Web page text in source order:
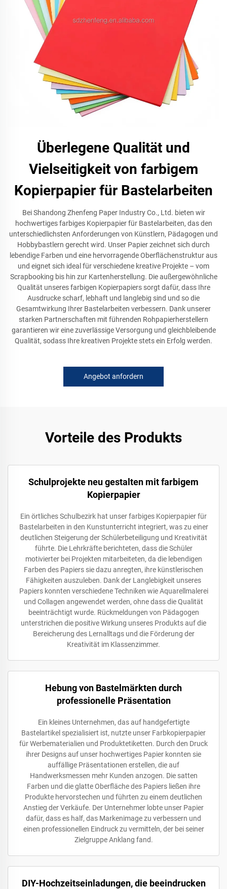
Überlegene Qualität und
Vielseitigkeit von farbigem
Kopierpapier für Bastelarbeiten
Bei Shandong Zhenfeng Paper Industry Co., Ltd. bieten wir
hochwertiges farbiges Kopierpapier für Bastelarbeiten, das den
unterschiedlichsten Anforderungen von Künstlern, Pädagogen und
Hobbybastlern gerecht wird. Unser Papier zeichnet sich durch
lebendige Farben und eine hervorragende Oberflächenstruktur aus
und eignet sich ideal für verschiedene kreative Projekte – vom
Scrapbooking bis hin zur Kartenherstellung. Die außergewöhnliche
Qualität unseres farbigen Kopierpapiers sorgt dafür, dass Ihre
Ausdrucke scharf, lebhaft und langlebig sind und so die
Gesamtwirkung Ihrer Bastelarbeiten verbessern. Dank unserer
starken Partnerschaften mit führenden Rohpapierherstellern
garantieren wir eine zuverlässige Versorgung und gleichbleibende
Qualität, sodass Ihre kreativen Projekte stets ein Erfolg werden.
Angebot anfordern
Vorteile des Produkts
Schulprojekte neu gestalten mit farbigem
Kopierpapier
Ein örtliches Schulbezirk hat unser farbiges Kopierpapier für
Bastelarbeiten in den Kunstunterricht integriert, was zu einer
deutlichen Steigerung der Schülerbeteiligung und Kreativität
führte. Die Lehrkräfte berichteten, dass die Schüler
motivierter bei Projekten mitarbeiteten, da die lebendigen
Farben des Papiers sie dazu anregten, ihre künstlerischen
Fähigkeiten auszuleben. Dank der Langlebigkeit unseres
Papiers konnten verschiedene Techniken wie Aquarellmalerei
und Collagen angewendet werden, ohne dass die Qualität
beeinträchtigt wurde. Rückmeldungen von Pädagogen
unterstrichen die positive Wirkung unseres Produkts auf die
Bereicherung des Lernalltags und die Förderung der
Kreativität im Klassenzimmer.
Hebung von Bastelmärkten durch
professionelle Präsentation
Ein kleines Unternehmen, das auf handgefertigte
Bastelartikel spezialisiert ist, nutzte unser Farbkopierpapier
für Werbematerialien und Produktetiketten. Durch den Druck
ihrer Designs auf unser hochwertiges Papier konnten sie
auffällige Präsentationen erstellen, die auf
Handwerksmessen mehr Kunden anzogen. Die satten
Farben und die glatte Oberfläche des Papiers ließen ihre
Produkte hervorstechen und führten zu einem deutlichen
Anstieg der Verkäufe. Der Unternehmer lobte unser Papier
dafür, dass es half, das Markenimage zu verbessern und
einen professionellen Eindruck zu vermitteln, der bei seiner
Zielgruppe Anklang fand.
DIY-Hochzeitseinladungen, die beeindrucken